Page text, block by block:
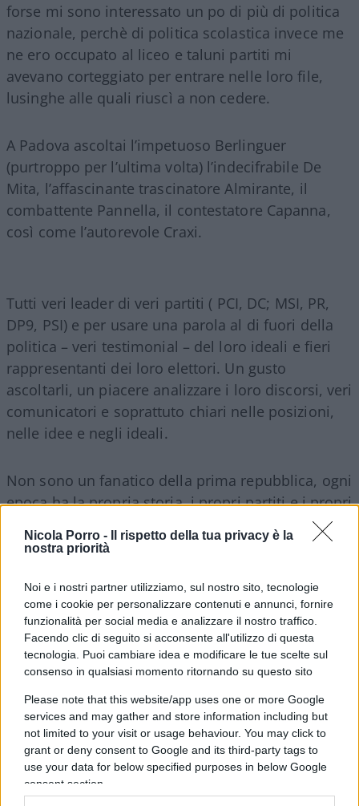
Nicola Porro -
Il rispetto della tua privacy è la
nostra priorità
Noi e i nostri partner utilizziamo, sul nostro sito, tecnologie
come i cookie per personalizzare contenuti e annunci, fornire
funzionalità per social media e analizzare il nostro traffico.
Facendo clic di seguito si acconsente all'utilizzo di questa
tecnologia. Puoi cambiare idea e modificare le tue scelte sul
consenso in qualsiasi momento ritornando su questo sito
Please note that this website/app uses one or more Google
services and may gather and store information including but
not limited to your visit or usage behaviour. You may click to
grant or deny consent to Google and its third-party tags to
use your data for below specified purposes in below Google
consent section.
forse mi sono interessato un po di più di politica
nazionale, perchè di politica scolastica invece me
ne ero occupato al liceo e taluni partiti mi
avevano corteggiato per entrare nelle loro file,
lusinghe alle quali riuscì a non cedere.
A Padova ascoltai l’impetuoso Berlinguer
(purtroppo per l’ultima volta) l’indecifrabile De
Mita, l’affascinante trascinatore Almirante, il
combattente Pannella, il contestatore Capanna,
così come l’autorevole Craxi.
Tutti veri leader di veri partiti ( PCI, DC; MSI, PR,
DP9, PSI) e per usare una parola al di fuori della
politica – veri testimonial – del loro ideali e fieri
rappresentanti dei loro elettori. Un gusto
ascoltarli, un piacere analizzare i loro discorsi, veri
comunicatori e soprattuto chiari nelle posizioni,
nelle idee e negli ideali.
Non sono un fanatico della prima repubblica, ogni
epoca ha la propria storia, i propri partiti e i propri
democrazia.
Ora finalmente andremo a votare – che conquista
– non avrei mai pensato che la consultazione
popolare per la scelta del proprio governo potesse
diventare cosa rara. Non sono mai stato un fan di
un partito politico: ho simpatizzato per alcuni in
alcune fasi, ho votato schieramenti diversi, ho
sempre valutato chi fosse in quel momento
specifico il migliore rappresentate del mio status
e dei miei ideali.